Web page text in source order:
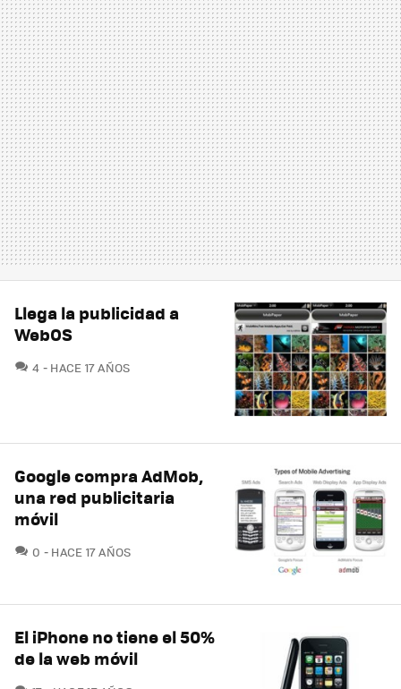
Llega la publicidad a
WebOS
4 COMENTARIOS
HACE 17 AÑOS
Google compra AdMob,
una red publicitaria
móvil
0 COMENTARIOS
HACE 17 AÑOS
El iPhone no tiene el 50%
de la web móvil